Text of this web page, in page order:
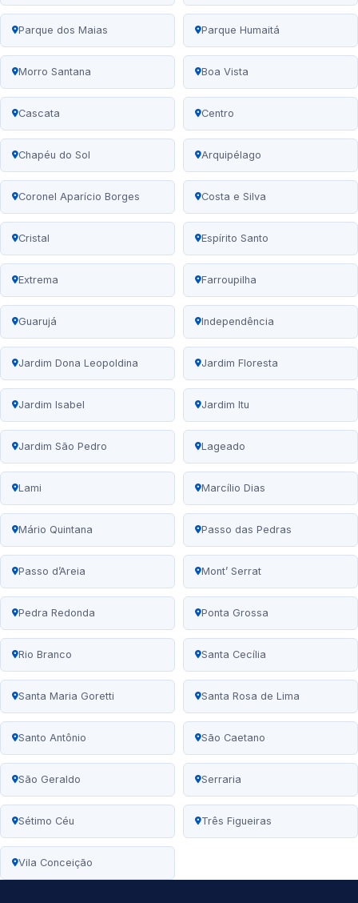
Parque dos Maias Parque Humaitá
Morro Santana Boa Vista
Cascata Centro
Chapéu do Sol Arquipélago
Coronel Aparício Borges Costa e Silva
Cristal Espírito Santo
Extrema Farroupilha
Guarujá Independência
Jardim Dona Leopoldina Jardim Floresta
Jardim Isabel Jardim Itu
Jardim São Pedro Lageado
Lami Marcílio Dias
Mário Quintana Passo das Pedras
Passo d’Areia Mont’ Serrat
Pedra Redonda Ponta Grossa
Rio Branco Santa Cecília
Santa Maria Goretti Santa Rosa de Lima
Santo Antônio São Caetano
São Geraldo Serraria
Sétimo Céu Três Figueiras
Vila Conceição